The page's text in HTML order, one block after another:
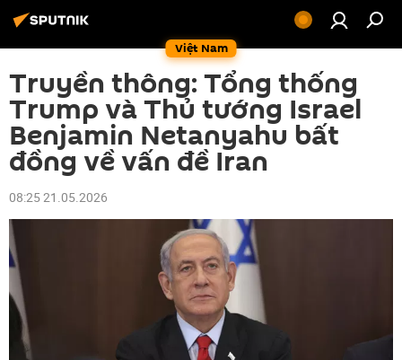
Việt Nam
Truyền thông: Tổng thống
Trump và Thủ tướng Israel
Benjamin Netanyahu bất
đồng về vấn đề Iran
08:25 21.05.2026